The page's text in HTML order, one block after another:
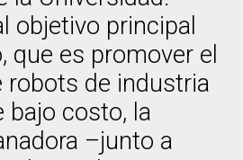
objetivo principal
que es promover el
robots de industria
bajo costo, la
–junto a